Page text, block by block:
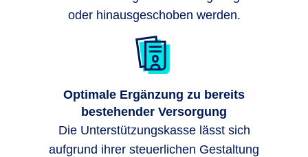
oder hinausgeschoben werden.
Optimale Ergänzung zu bereits
bestehender Versorgung
Die Unterstützungskasse lässt sich
aufgrund ihrer steuerlichen Gestaltung